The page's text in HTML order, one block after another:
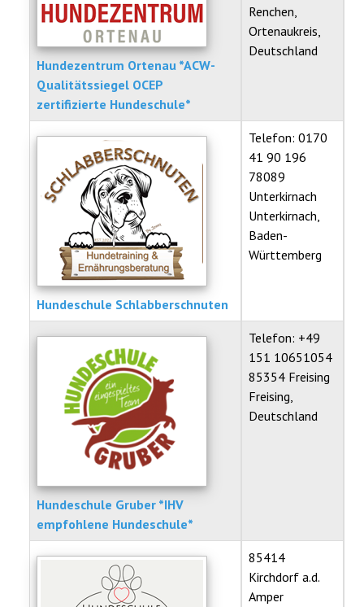
Hundezentrum Ortenau *ACW-
Qualitätssiegel OCEP
zertifizierte Hundeschule*
Renchen,
Ortenaukreis,
Deutschland
Hundeschule Schlabberschnuten
Telefon: 0170
41 90 196
78089
Unterkirnach
Unterkirnach,
Baden-
Württemberg
Hundeschule Gruber *IHV
empfohlene Hundeschule*
Telefon: +49
151 10651054
85354 Freising
Freising,
Deutschland
85414
Kirchdorf a.d.
Amper